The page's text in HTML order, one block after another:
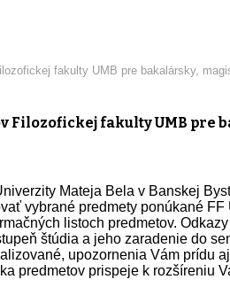
fakulty UMB pre bakalársky,
Filozofickej fakulty UMB
Mateja Bela v Banskej
vybrané predmety ponúkané
listoch predmetov.
štúdia a jeho zaradenie do
upozornenia Vám prídu
predmetov prispeje k rozšíreniu